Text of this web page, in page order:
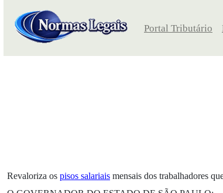
Portal Tributário
Revaloriza os pisos salariais mensais dos trabalhadores